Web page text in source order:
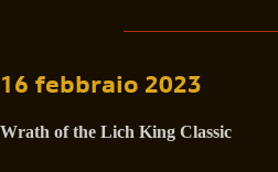
16 febbraio 2023
Wrath of the Lich King Classic